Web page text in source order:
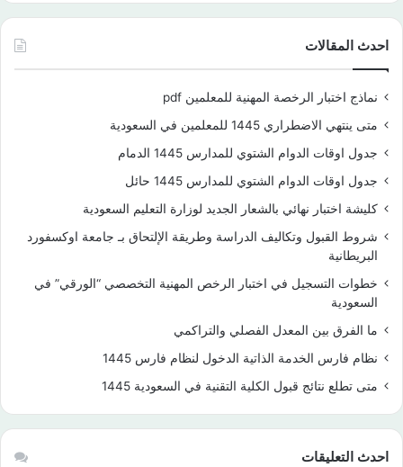
احدث المقالات
نماذج اختبار الرخصة المهنية للمعلمين pdf
متى ينتهي الاضطراري 1445 للمعلمين في السعودية
جدول اوقات الدوام الشتوي للمدارس 1445 الدمام
جدول اوقات الدوام الشتوي للمدارس 1445 حائل
كليشة اختبار نهائي بالشعار الجديد لوزارة التعليم السعودية
شروط القبول وتكاليف الدراسة وطريقة الإلتحاق بـ جامعة اوكسفورد
البريطانية
خطوات التسجيل في اختبار الرخص المهنية التخصصي “الورقي” في
السعودية
ما الفرق بين المعدل الفصلي والتراكمي
نظام فارس الخدمة الذاتية الدخول لنظام فارس 1445
متى تطلع نتائج قبول الكلية التقنية في السعودية 1445
احدث التعليقات